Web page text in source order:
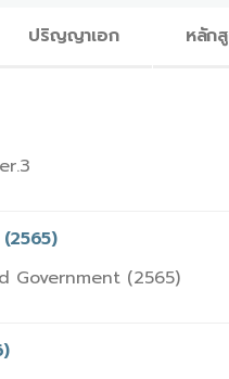
ปริญญาเอก หลัก
Government (2565)